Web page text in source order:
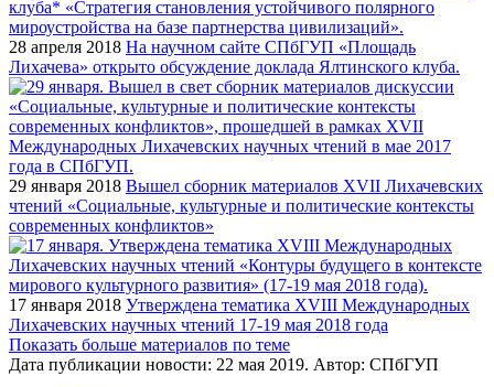
28 апреля 2018 На научном сайте СПбГУП «Площадь
Лихачева» открыто обсуждение доклада Ялтинского клуба.
29 января 2018 Вышел сборник материалов XVII Лихачевских
чтений «Социальные, культурные и политические контексты
современных конфликтов»
17 января 2018 Утверждена тематика XVIII Международных
Лихачевских научных чтений 17-19 мая 2018 года
Показать больше материалов по теме
Дата публикации новости: 22 мая 2019. Автор: СПбГУП